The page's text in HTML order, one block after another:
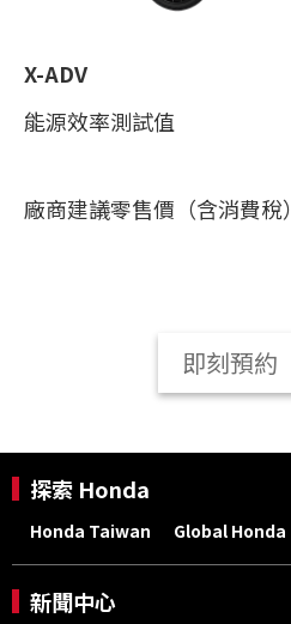
X-ADV
能源效率測試值
廠商建議零售價（含消費稅）
即刻預約
探索 Honda
Honda Taiwan Global Honda
新聞中心